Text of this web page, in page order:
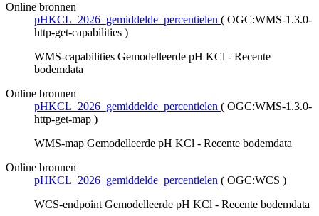
Online bronnen
pHKCL_2026_gemiddelde_percentielen ( OGC:WMS-1.3.0-
http-get-capabilities )
WMS-capabilities Gemodelleerde pH KCl - Recente
bodemdata
Online bronnen
pHKCL_2026_gemiddelde_percentielen ( OGC:WMS-1.3.0-
http-get-map )
WMS-map Gemodelleerde pH KCl - Recente bodemdata
Online bronnen
pHKCL_2026_gemiddelde_percentielen ( OGC:WCS )
WCS-endpoint Gemodelleerde pH KCl - Recente bodemdata